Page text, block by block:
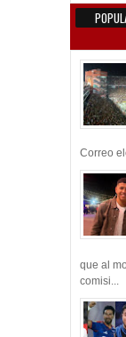
Correo
que al
comisi...